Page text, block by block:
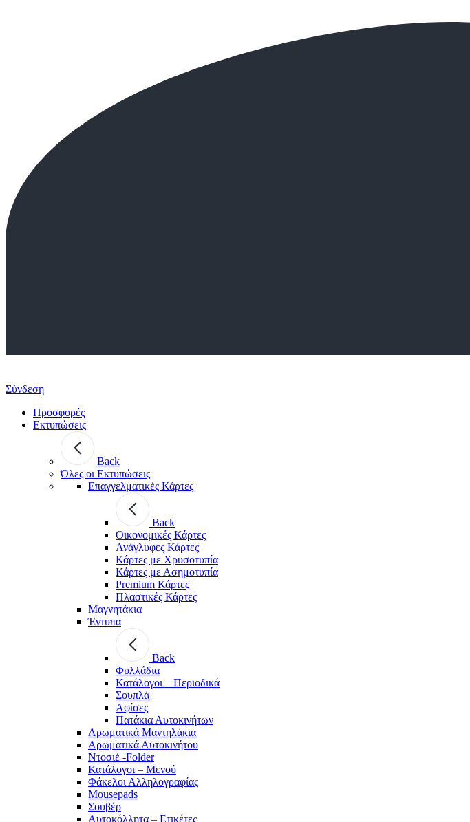
Σύνδεση
Προσφορές
Εκτυπώσεις
Back
Όλες οι Εκτυπώσεις
Επαγγελματικές Κάρτες
Back
Οικονομικές Κάρτες
Ανάγλυφες Κάρτες
Κάρτες με Χρυσοτυπία
Κάρτες με Ασημοτυπία
Premium Κάρτες
Πλαστικές Κάρτες
Μαγνητάκια
Έντυπα
Back
Φυλλάδια
Κατάλογοι – Περιοδικά
Σουπλά
Αφίσες
Πατάκια Αυτοκινήτων
Αρωματικά Μαντηλάκια
Αρωματικά Αυτοκινήτου
Ντοσιέ -Folder
Κατάλογοι – Μενού
Φάκελοι Αλληλογραφίας
Mousepads
Σουβέρ
Αυτοκόλλητα – Ετικέτες